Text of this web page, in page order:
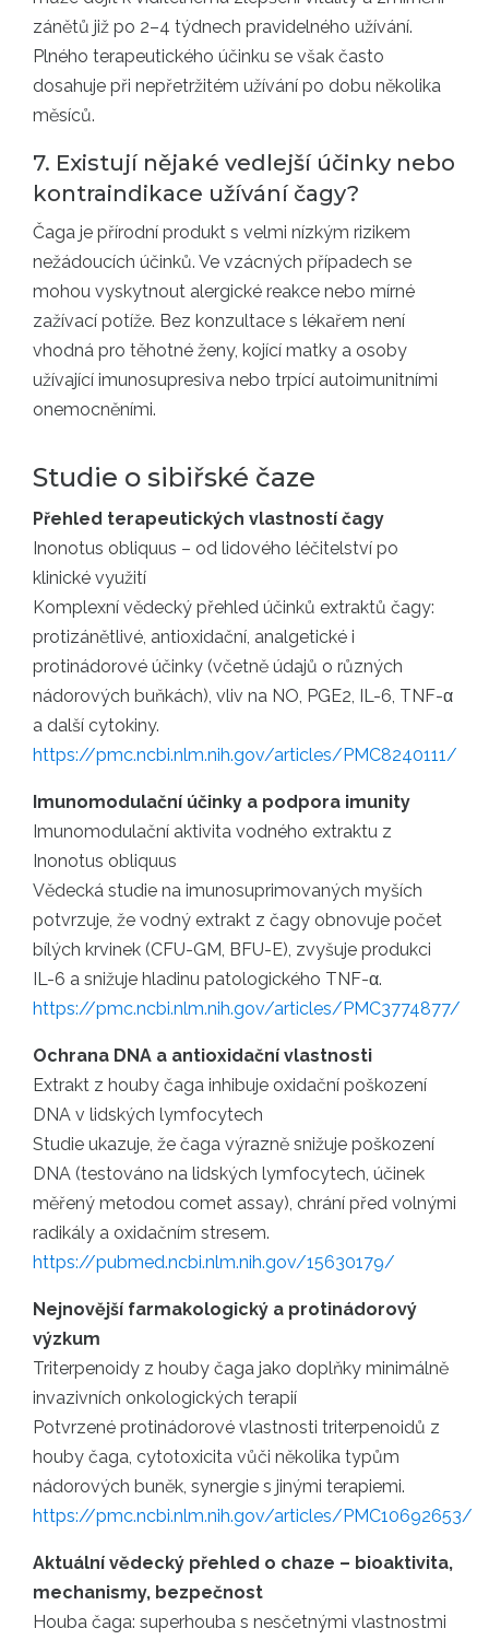
zánětů již po 2–4 týdnech pravidelného užívání.
Plného terapeutického účinku se však často
dosahuje při nepřetržitém užívání po dobu několika
měsíců.
7. Existují nějaké vedlejší účinky nebo
kontraindikace užívání čagy?
Čaga je přírodní produkt s velmi nízkým rizikem
nežádoucích účinků. Ve vzácných případech se
mohou vyskytnout alergické reakce nebo mírné
zažívací potíže. Bez konzultace s lékařem není
vhodná pro těhotné ženy, kojící matky a osoby
užívající imunosupresiva nebo trpící autoimunitními
onemocněními.
Studie o sibiřské čaze
Přehled terapeutických vlastností čagy
Inonotus obliquus – od lidového léčitelství po
klinické využití
Komplexní vědecký přehled účinků extraktů čagy:
protizánětlivé, antioxidační, analgetické i
protinádorové účinky (včetně údajů o různých
nádorových buňkách), vliv na NO, PGE2, IL-6, TNF-α
a další cytokiny.
https://pmc.ncbi.nlm.nih.gov/articles/PMC8240111/
Imunomodulační účinky a podpora imunity
Imunomodulační aktivita vodného extraktu z
Inonotus obliquus
Vědecká studie na imunosuprimovaných myších
potvrzuje, že vodný extrakt z čagy obnovuje počet
bílých krvinek (CFU-GM, BFU-E), zvyšuje produkci
IL-6 a snižuje hladinu patologického TNF-α.
https://pmc.ncbi.nlm.nih.gov/articles/PMC3774877/
Ochrana DNA a antioxidační vlastnosti
Extrakt z houby čaga inhibuje oxidační poškození
DNA v lidských lymfocytech
Studie ukazuje, že čaga výrazně snižuje poškození
DNA (testováno na lidských lymfocytech, účinek
měřený metodou comet assay), chrání před volnými
radikály a oxidačním stresem.
https://pubmed.ncbi.nlm.nih.gov/15630179/
Nejnovější farmakologický a protinádorový
výzkum
Triterpenoidy z houby čaga jako doplňky minimálně
invazivních onkologických terapií
Potvrzené protinádorové vlastnosti triterpenoidů z
houby čaga, cytotoxicita vůči několika typům
nádorových buněk, synergie s jinými terapiemi.
https://pmc.ncbi.nlm.nih.gov/articles/PMC10692653/
Aktuální vědecký přehled o chaze – bioaktivita,
mechanismy, bezpečnost
Houba čaga: superhouba s nesčetnými vlastnostmi